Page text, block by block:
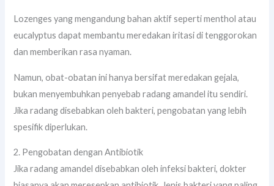
Lozenges yang mengandung bahan aktif seperti menthol atau
eucalyptus dapat membantu meredakan iritasi di tenggorokan
dan memberikan rasa nyaman.
Namun, obat-obatan ini hanya bersifat meredakan gejala,
bukan menyembuhkan penyebab radang amandel itu sendiri.
Jika radang disebabkan oleh bakteri, pengobatan yang lebih
spesifik diperlukan.
2. Pengobatan dengan Antibiotik
Jika radang amandel disebabkan oleh infeksi bakteri, dokter